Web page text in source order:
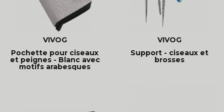
VIVOG
Pochette pour ciseaux
et peignes - Blanc avec
motifs arabesques
VIVOG
Support - ciseaux et
brosses